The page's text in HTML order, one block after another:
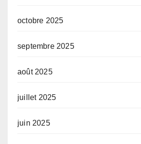
octobre 2025
septembre 2025
août 2025
juillet 2025
juin 2025